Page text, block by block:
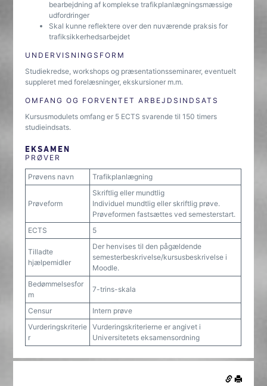
bearbejdning af komplekse trafikplanlægningsmæssige
udfordringer
Skal kunne reflektere over den nuværende praksis for
trafiksikkerhedsarbejdet
UNDERVISNINGSFORM
Studiekredse, workshops og præsentationsseminarer, eventuelt
suppleret med forelæsninger, ekskursioner m.m.
OMFANG OG FORVENTET ARBEJDSINDSATS
Kursusmodulets omfang er 5 ECTS svarende til 150 timers
studieindsats.
EKSAMEN
PRØVER
Prøvens navn Trafikplanlægning
Prøveform
Skriftlig eller mundtlig
Individuel mundtlig eller skriftlig prøve.
Prøveformen fastsættes ved semesterstart.
ECTS
5
Tilladte
hjælpemidler
Der henvises til den pågældende
semesterbeskrivelse/kursusbeskrivelse i
Moodle.
Bedømmelsesfor
m
7-trins-skala
Censur
Intern prøve
Vurderingskriterie
r
Vurderingskriterierne er angivet i
Universitetets eksamensordning